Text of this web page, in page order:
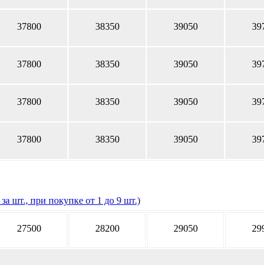
37800 38350 39050
37800 38350 39050
37800 38350 39050
37800 38350 39050
шт., при покупке от 1 до 9 шт.)
27500 28200 29050